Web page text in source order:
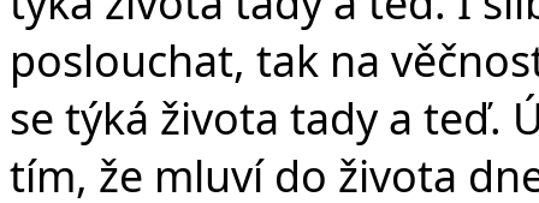
poslouchat, tak na
se týká života tady a teď.
tím, že mluví do života